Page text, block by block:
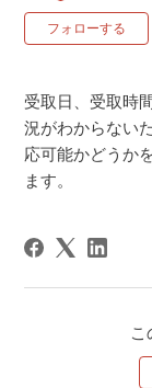
フォローする
受取日、受取時
況がわからない
応可能かどうか
ます。
こ